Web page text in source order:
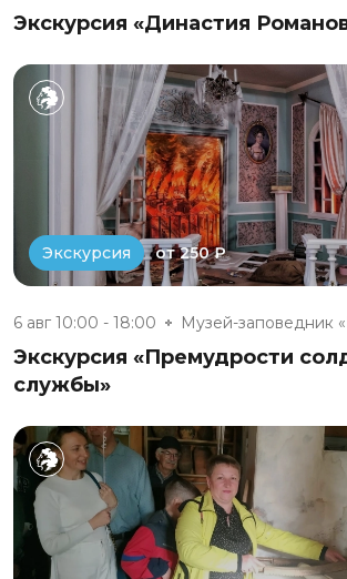
Экскурсия «Династия
Экскурсия от 250 ₽
6 авг 10:00 - 18:00
Экскурсия «Премудрости
службы»